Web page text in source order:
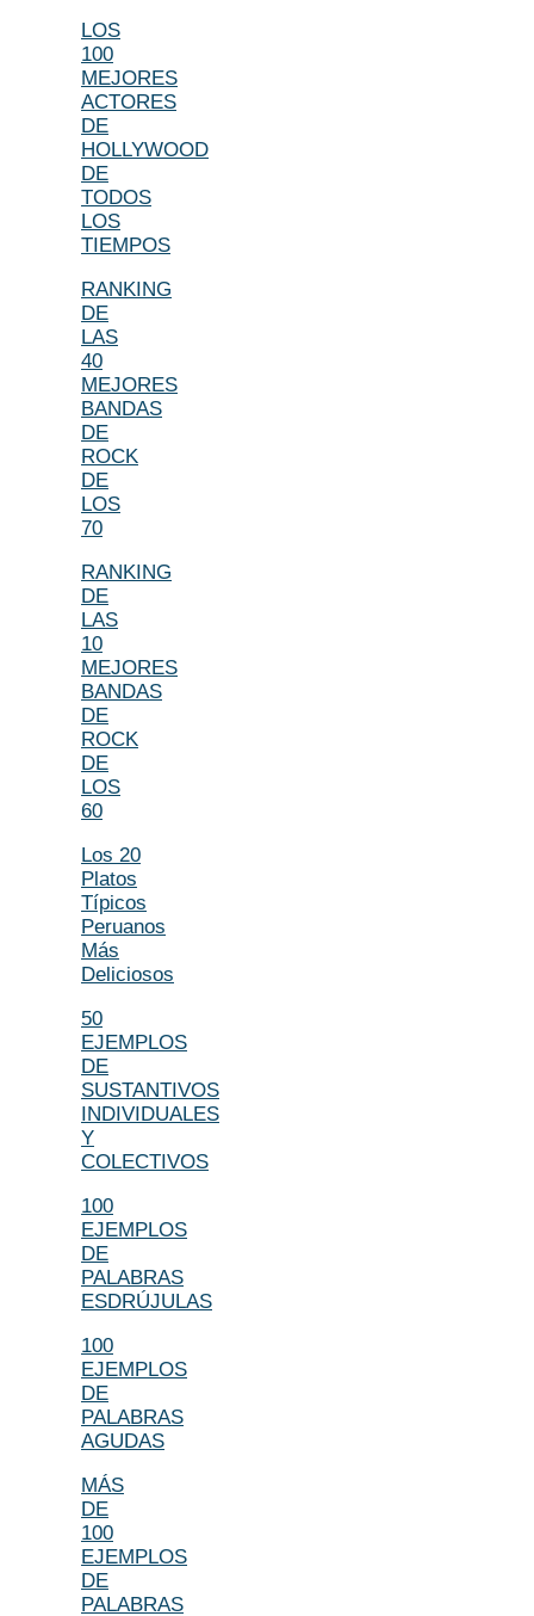
LOS
100
MEJORES
ACTORES
DE
HOLLYWOOD
DE
TODOS
LOS
TIEMPOS
RANKING
DE
LAS
40
MEJORES
BANDAS
DE
ROCK
DE
LOS
70
RANKING
DE
LAS
10
MEJORES
BANDAS
DE
ROCK
DE
LOS
60
Los 20
Platos
Típicos
Peruanos
Más
Deliciosos
50
EJEMPLOS
DE
SUSTANTIVOS
INDIVIDUALES
Y
COLECTIVOS
100
EJEMPLOS
DE
PALABRAS
ESDRÚJULAS
100
EJEMPLOS
DE
PALABRAS
AGUDAS
MÁS
DE
100
EJEMPLOS
DE
PALABRAS